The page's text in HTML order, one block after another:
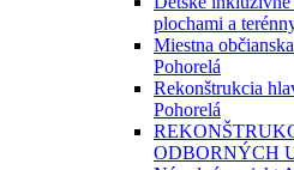
plochami a
Miestna
Pohorelá
Rekonštrukcia
Pohorelá
ODBORNÝCH